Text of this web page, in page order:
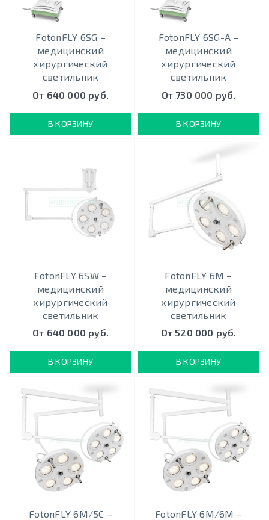
FotonFLY 6SG –
медицинский
хирургический
светильник
От 640 000 руб.
В КОРЗИНУ
FotonFLY 6SG-А –
медицинский
хирургический
светильник
От 730 000 руб.
В КОРЗИНУ
FotonFLY 6SW –
медицинский
хирургический
светильник
От 640 000 руб.
В КОРЗИНУ
FotonFLY 6М –
медицинский
хирургический
светильник
От 520 000 руб.
В КОРЗИНУ
FotonFLY 6М/5С –
FotonFLY 6М/6М –